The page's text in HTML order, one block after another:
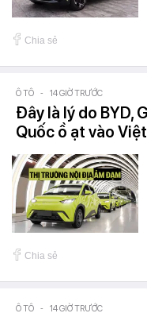
Chia sẻ
Ô TÔ - 14 GIỜ TRƯỚC
Đây là lý do BYD,
Quốc ồ ạt vào
Chia sẻ
Ô TÔ - 14 GIỜ TRƯỚC